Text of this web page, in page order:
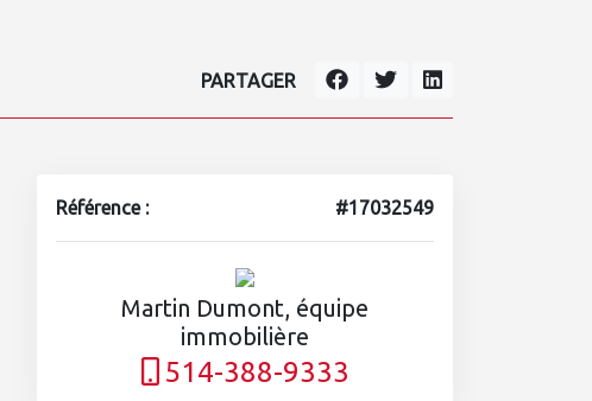
PARTAGER
Référence : #17032549
Martin Dumont, équipe
immobilière
514-388-9333